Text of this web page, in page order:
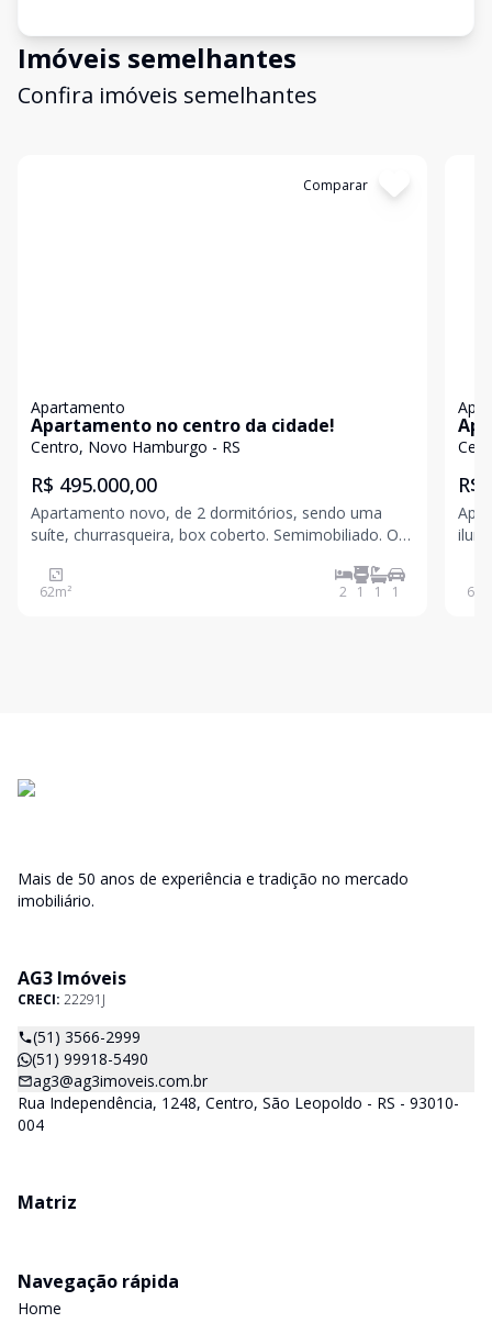
Imóveis semelhantes
Confira imóveis semelhantes
Comparar
Apartamento
Apartamento no centro da cidade!
Centro, Novo Hamburgo - RS
R$ 495.000,00
Apartamento novo, de 2 dormitórios, sendo uma
suíte, churrasqueira, box coberto. Semimobiliado. O
brinquedoteca, salão de festas, bicicletário e vagas
para visitantes. Agende uma visita! Valores sujeitos a
62m² 2 1 1 1
R$
67
Mais de 50 anos de experiência e tradição no mercado
imobiliário.
AG3 Imóveis
CRECI: 22291J
(51) 3566-2999
(51) 99918-5490
ag3@ag3imoveis.com.br
Rua Independência, 1248, Centro, São Leopoldo - RS - 93010-
004
Matriz
Navegação rápida
Home